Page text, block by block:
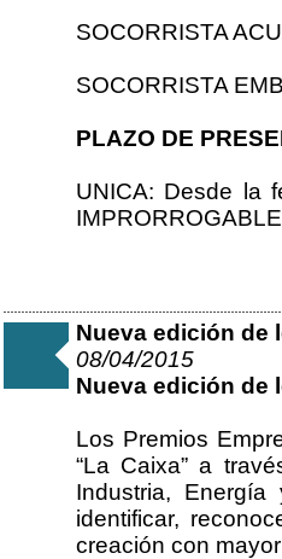
SOCORRISTA
SOCORRISTA
PLAZO DE
UNICA: Desde la
IMPRORROGABLE
Nueva edición de
08/04/2015
Nueva edición de
Los Premios
“La Caixa” a
Industria,
identificar,
creación con